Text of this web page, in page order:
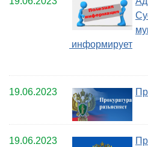
информирует
19.06.2023
19.06.2023